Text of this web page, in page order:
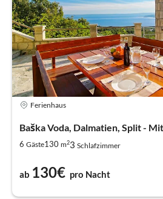
Ferienhaus
Baška Voda, Dalmatien, Split -
6 Gäste130 m23 Schlafzimmer
ab 130€ pro Nacht